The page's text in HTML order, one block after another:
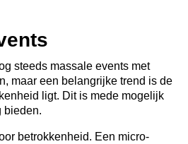
steeds massale events met
maar een belangrijke trend is de
ligt. Dit is mede mogelijk
bieden.
betrokkenheid. Een micro-